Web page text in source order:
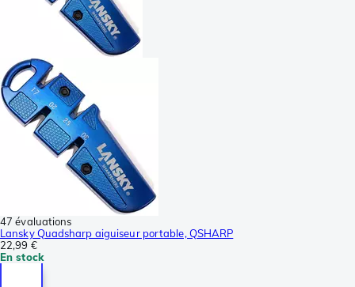
47 évaluations
Lansky Quadsharp aiguiseur portable, QSHARP
22,99 €
En stock